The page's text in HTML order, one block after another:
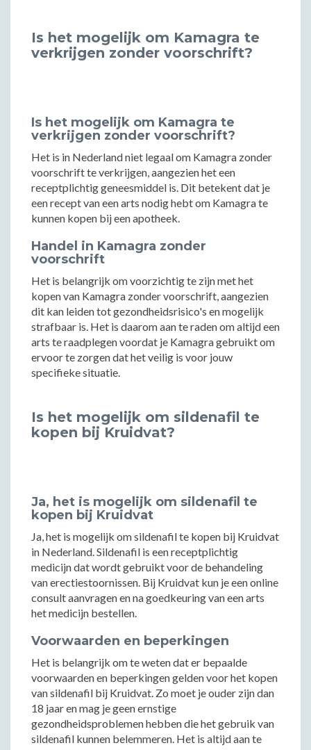
Is het mogelijk om Kamagra te
verkrijgen zonder voorschrift?
Is het mogelijk om Kamagra te
verkrijgen zonder voorschrift?
Het is in Nederland niet legaal om Kamagra zonder
voorschrift te verkrijgen, aangezien het een
receptplichtig geneesmiddel is. Dit betekent dat je
een recept van een arts nodig hebt om Kamagra te
kunnen kopen bij een apotheek.
Handel in Kamagra zonder
voorschrift
Het is belangrijk om voorzichtig te zijn met het
kopen van Kamagra zonder voorschrift, aangezien
dit kan leiden tot gezondheidsrisico's en mogelijk
strafbaar is. Het is daarom aan te raden om altijd een
arts te raadplegen voordat je Kamagra gebruikt om
ervoor te zorgen dat het veilig is voor jouw
specifieke situatie.
Is het mogelijk om sildenafil te
kopen bij Kruidvat?
Ja, het is mogelijk om sildenafil te
kopen bij Kruidvat
Ja, het is mogelijk om sildenafil te kopen bij Kruidvat
in Nederland. Sildenafil is een receptplichtig
medicijn dat wordt gebruikt voor de behandeling
van erectiestoornissen. Bij Kruidvat kun je een online
consult aanvragen en na goedkeuring van een arts
het medicijn bestellen.
Voorwaarden en beperkingen
Het is belangrijk om te weten dat er bepaalde
voorwaarden en beperkingen gelden voor het kopen
van sildenafil bij Kruidvat. Zo moet je ouder zijn dan
18 jaar en mag je geen ernstige
gezondheidsproblemen hebben die het gebruik van
sildenafil kunnen belemmeren. Het is altijd aan te